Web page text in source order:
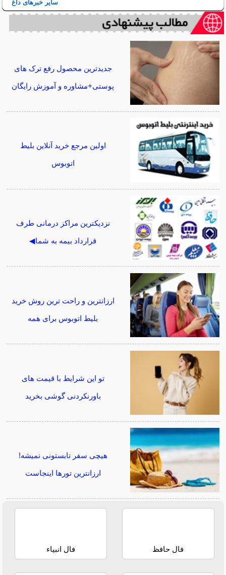
سایر خبرهای داغ
جدیدترین محصول رفع ترک های
پوستی+مشاوره و آموزش رایگان
اولین مرجع خرید آنلاین بلیط
اتوبوس
نزدیکترین مراکز درمانی طرف
قرارداد بیمه به شما◀
ارزانترین و راحت ترین روش خرید
بلیط اتوبوس برای همه
تو این شرایط با قیمت های
باورنکردنی گوشی بخرید
هیچی سفر تابستونی نمیشه!
ارزانترین تورها اینجاست
فال حافظ فال انبیاء